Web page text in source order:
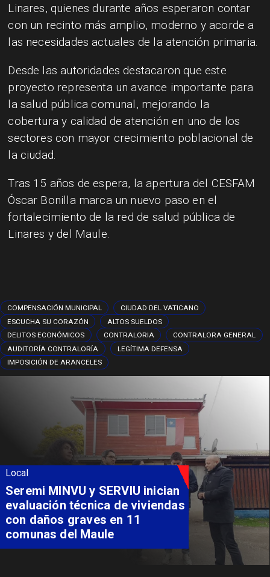
Linares, quienes durante años esperaron contar
con un recinto más amplio, moderno y acorde a
las necesidades actuales de la atención primaria.
Desde las autoridades destacaron que este
proyecto representa un avance importante para
la salud pública comunal, mejorando la
cobertura y calidad de atención en uno de los
sectores con mayor crecimiento poblacional de
la ciudad.
Tras 15 años de espera, la apertura del CESFAM
Óscar Bonilla marca un nuevo paso en el
fortalecimiento de la red de salud pública de
Linares y del Maule.
COMPENSACIÓN MUNICIPAL
CIUDAD DEL VATICANO
ESCUCHA SU CORAZÓN
ALTOS SUELDOS
DELITOS ECONÓMICOS
CONTRALORIA
CONTRALORA GENERAL
AUDITORÍA CONTRALORÍA
LEGÍTIMA DEFENSA
IMPOSICIÓN DE ARANCELES
Local
Seremi MINVU y SERVIU inician
evaluación técnica de viviendas
con daños graves en 11
comunas del Maule